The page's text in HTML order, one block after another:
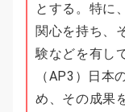
とする。特に
関心を持ち、
験などを有し
（AP3）日本
め、その成果